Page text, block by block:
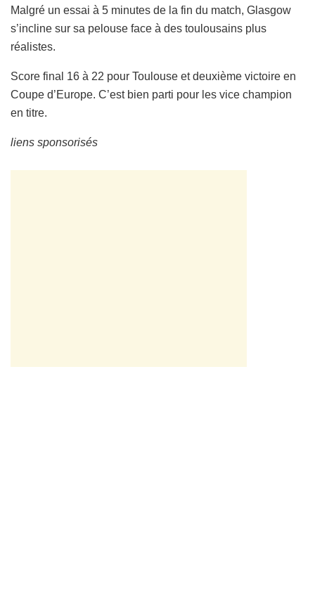
Malgré un essai à 5 minutes de la fin du match, Glasgow
s’incline sur sa pelouse face à des toulousains plus
réalistes.
Score final 16 à 22 pour Toulouse et deuxième victoire en
Coupe d’Europe. C’est bien parti pour les vice champion
en titre.
liens sponsorisés